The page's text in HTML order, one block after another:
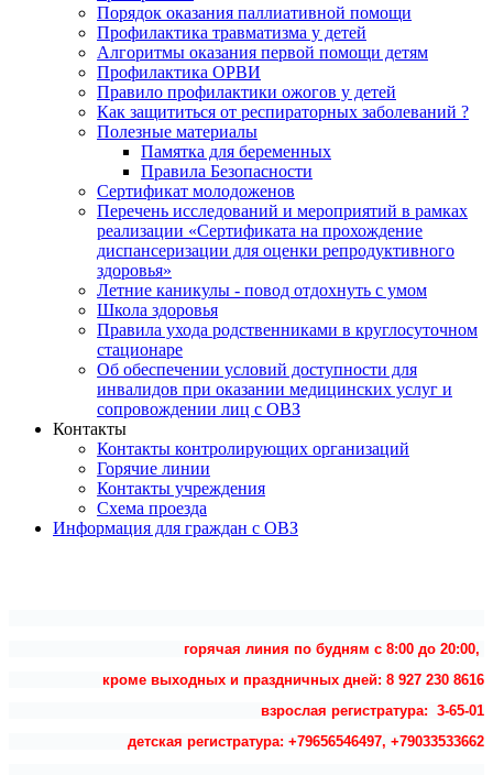
Порядок оказания паллиативной помощи
Профилактика травматизма у детей
Алгоритмы оказания первой помощи детям
Профилактика ОРВИ
Правило профилактики ожогов у детей
Как защититься от респираторных заболеваний ?
Полезные материалы
Памятка для беременных
Правила Безопасности
Сертификат молодоженов
Перечень исследований и мероприятий в рамках
реализации «Сертификата на прохождение
диспансеризации для оценки репродуктивного
здоровья»
Летние каникулы - повод отдохнуть с умом
Школа здоровья
Правила ухода родственниками в круглосуточном
стационаре
Об обеспечении условий доступности для
инвалидов при оказании медицинских услуг и
сопровождении лиц с ОВЗ
Контакты
Контакты контролирующих организаций
Горячие линии
Контакты учреждения
Схема проезда
Информация для граждан с ОВЗ
горячая линия по будням с 8:00 до 20:00,
кроме выходных и праздничных дней: 8 927 230 8616
взрослая регистратура: 3-65-01
детская регистратура: +79656546497, +79033533662